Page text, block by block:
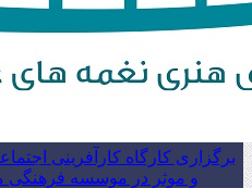
برگزاری کارگاه کارآفرینی
و موثر در موسسه